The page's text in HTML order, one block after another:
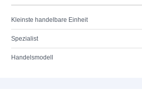
Kleinste handelbare Einheit
Spezialist
Handelsmodell